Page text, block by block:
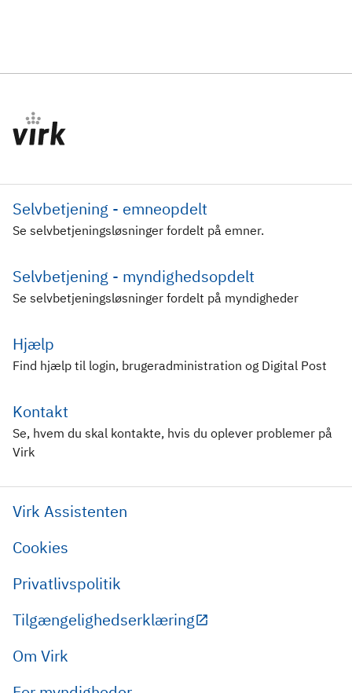
Selvbetjening - emneopdelt
Se selvbetjeningsløsninger fordelt på emner.
Selvbetjening - myndighedsopdelt
Se selvbetjeningsløsninger fordelt på myndigheder
Hjælp
Find hjælp til login, brugeradministration og Digital Post
Kontakt
Se, hvem du skal kontakte, hvis du oplever problemer på
Virk
Virk Assistenten
Cookies
Privatlivspolitik
Tilgængelighedserklæring
Om Virk